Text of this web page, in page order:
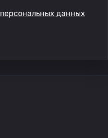
персональных данных